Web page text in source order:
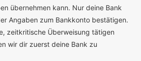
übernehmen kann. Nur deine Bank
Angaben zum Bankkonto bestätigen.
zeitkritische Überweisung tätigen
wir dir zuerst deine Bank zu